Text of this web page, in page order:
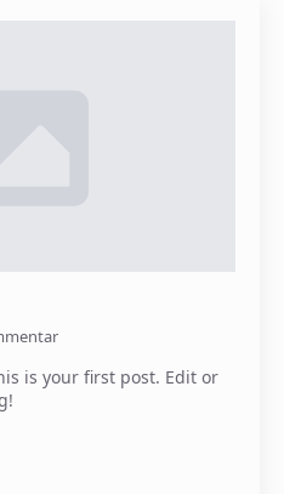
is your first post. Edit or